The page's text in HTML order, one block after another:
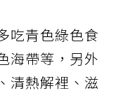
吃青色綠色食
海帶等，另外
清熱解裡、滋